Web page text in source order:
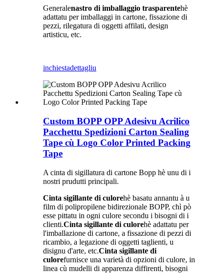
Generalenastro di imballaggio trasparentehè
adattatu per imballaggi in cartone, fissazione di
pezzi, rilegatura di oggetti affilati, design
artisticu, etc.
inchiestadettagliu
Custom BOPP OPP Adesivu Acrilico
Pacchettu Spedizioni Carton Sealing
Tape cù Logo Color Printed Packing
Tape
A cinta di sigillatura di cartone Bopp hè unu di i
nostri prudutti principali.
Cinta sigillante di culorehè basatu annantu à u
film di polipropilene bidirezionale BOPP, chì pò
esse pittatu in ogni culore secondu i bisogni di i
clienti.Cinta sigillante di culorehè adattatu per
l'imballazione di cartone, a fissazione di pezzi di
ricambio, a legazione di oggetti taglienti, u
disignu d'arte, etc.Cinta sigillante di
culorefurnisce una varietà di opzioni di culore, in
linea cù mudelli di apparenza diffirenti, bisogni